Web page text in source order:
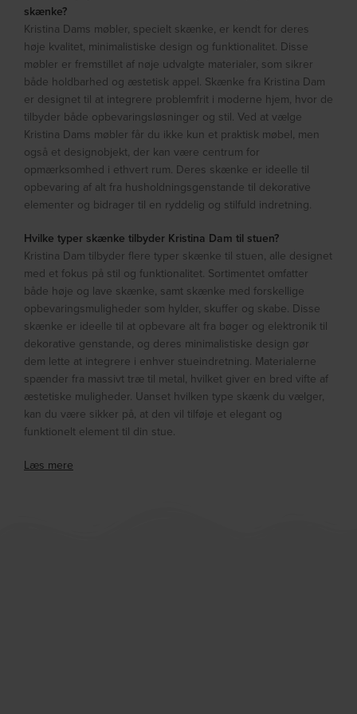
skænke?
Kristina Dams møbler, specielt skænke, er kendt for deres
høje kvalitet, minimalistiske design og funktionalitet. Disse
møbler er fremstillet af nøje udvalgte materialer, som sikrer
både holdbarhed og æstetisk appel. Skænke fra Kristina Dam
er designet til at integrere problemfrit i moderne hjem, hvor de
tilbyder både opbevaringsløsninger og stil. Ved at vælge
Kristina Dams møbler får du ikke kun et praktisk møbel, men
også et designobjekt, der kan være centrum for
opmærksomhed i ethvert rum. Deres skænke er ideelle til
opbevaring af alt fra husholdningsgenstande til dekorative
elementer og bidrager til en ryddelig og stilfuld indretning.
Hvilke typer skænke tilbyder Kristina Dam til stuen?
Kristina Dam tilbyder flere typer skænke til stuen, alle designet
med et fokus på stil og funktionalitet. Sortimentet omfatter
både høje og lave skænke, samt skænke med forskellige
opbevaringsmuligheder som hylder, skuffer og skabe. Disse
skænke er ideelle til at opbevare alt fra bøger og elektronik til
dekorative genstande, og deres minimalistiske design gør
dem lette at integrere i enhver stueindretning. Materialerne
spænder fra massivt træ til metal, hvilket giver en bred vifte af
æstetiske muligheder. Uanset hvilken type skænk du vælger,
kan du være sikker på, at den vil tilføje et elegant og
funktionelt element til din stue.
Læs mere